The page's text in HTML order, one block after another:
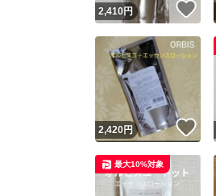
2,410円
2,420円 い
最大10%対象